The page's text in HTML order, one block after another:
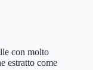
con molto
estratto come